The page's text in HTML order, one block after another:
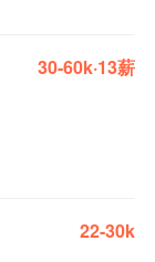
30-60k·13薪
22-30k